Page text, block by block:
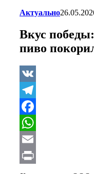
Актуально
Вкус
пиво
VK
Telegram
Facebook
WhatsApp
Email
Print